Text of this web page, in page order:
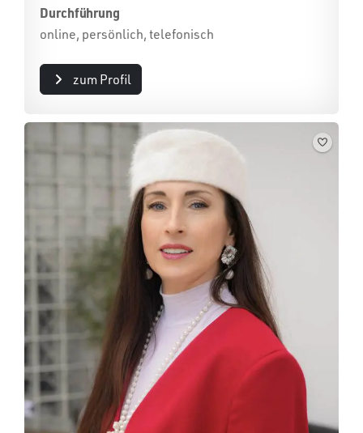
Durchführung
online, persönlich, telefonisch
zum Profil